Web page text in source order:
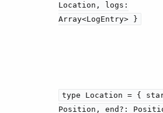
Location, logs:
Array<LogEntry> }
type Location = {
Position, end?: